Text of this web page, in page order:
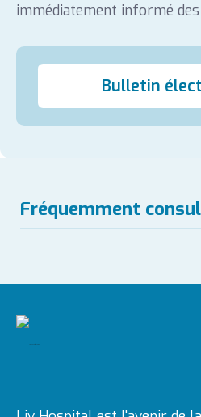
immédiatement informé
Bulletin
Fréquemment